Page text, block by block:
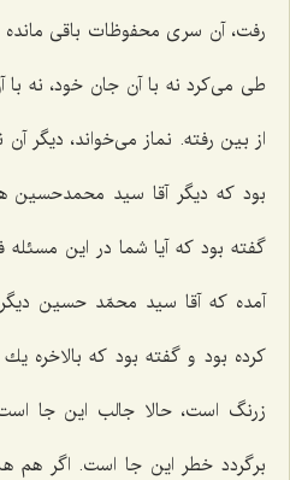
رفت، آن سری محفوظات باقی
طی می‌كرد نه با آن جان خود، نه با
از بین رفته. نماز می‌خواند، دیگر
بود كه دیگر آقا سید محمدحسین
گفته بود كه آیا شما در این
آمده كه آقا سید محمّد حسین
كرده بود و گفته بود كه بالاخره
زرنگ است، حالا جالب این جا
برگردد خطر این جا است. اگر هم